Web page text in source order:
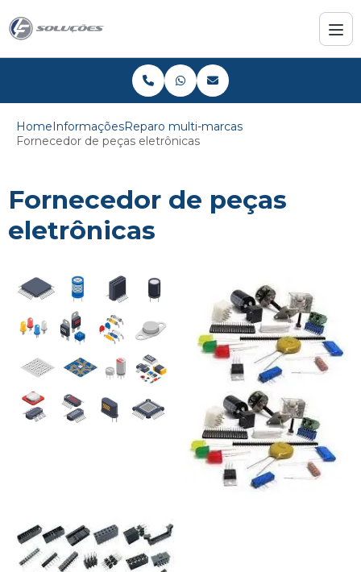
Home InformaçõesReparo multi-marcas
Fornecedor de peças eletrônicas
Fornecedor de peças
eletrônicas